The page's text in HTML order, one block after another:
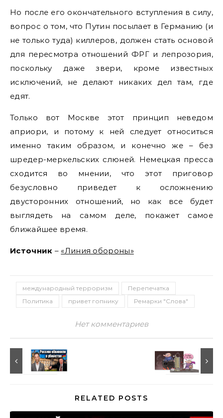
Но после его окончательного вступления в силу,
вопрос о том, что Путин посылает в Германию (и
не только туда) киллеров, должен стать основой
для пересмотра отношений ФРГ и лепрозория,
поскольку даже звери, кроме известных
исключений, не делают никаких дел там, где
едят.
Только вот Москве этот принцип неведом
априори, и потому к ней следует относиться
именно таким образом, и конечно же – без
шредер-меркельских слюней. Немецкая пресса
сходится во мнении, что этот приговор
безусловно приведет к осложнению
двусторонних отношений, но как все будет
выглядеть на самом деле, покажет самое
ближайшее время.
Источник – «Линия обороны»
международный терроризм
Перепечатка
Политика
привет гопнику Ремарки "Слова"
Нет комментариев
RELATED POSTS